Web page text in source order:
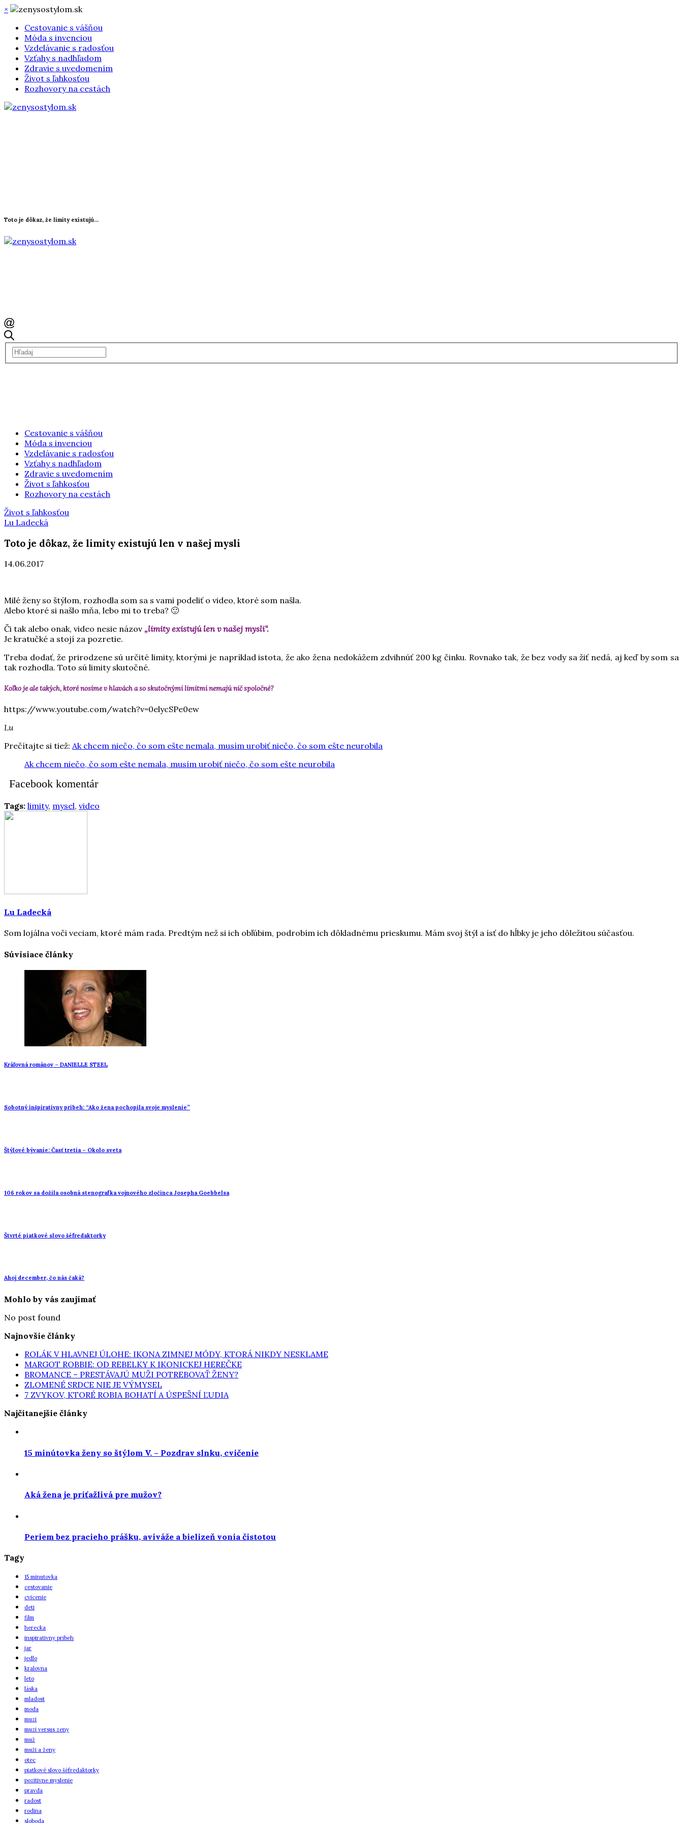
×
Cestovanie s vášňou
Móda s invenciou
Vzdelávanie s radosťou
Vzťahy s nadhľadom
Zdravie s uvedomením
Život s ľahkosťou
Rozhovory na cestách
Toto je dôkaz, že limity existujú...
Cestovanie s vášňou
Móda s invenciou
Vzdelávanie s radosťou
Vzťahy s nadhľadom
Zdravie s uvedomením
Život s ľahkosťou
Rozhovory na cestách
Život s ľahkosťou
Lu Ladecká
Toto je dôkaz, že limity existujú len v našej mysli
14.06.2017
Milé ženy so štýlom, rozhodla som sa s vami podeliť o video, ktoré som našla.
Alebo ktoré si našlo mňa, lebo mi to treba? 🙂
Či tak alebo onak, video nesie názov „limity existujú len v našej mysli“.
Je kratučké a stojí za pozretie.
Treba dodať, že prirodzene sú určité limity, ktorými je napríklad istota, že ako žena nedokážem zdvihnúť 200 kg činku. Rovnako tak, že bez vody sa žiť nedá, aj keď by som sa
tak rozhodla. Toto sú limity skutočné.
Koľko je ale takých, ktoré nosíme v hlavách a so skutočnými limitmi nemajú nič spoločné?
https://www.youtube.com/watch?v=0elycSPe0ew
Lu
Prečítajte si tiež: Ak chcem niečo, čo som ešte nemala, musím urobiť niečo, čo som ešte neurobila
Ak chcem niečo, čo som ešte nemala, musím urobiť niečo, čo som ešte neurobila
Facebook komentár
Tags: limity, mysel, video
Lu Ladecká
Som lojálna voči veciam, ktoré mám rada. Predtým než si ich obľúbim, podrobím ich dôkladnému prieskumu. Mám svoj štýl a ísť do hĺbky je jeho dôležitou súčasťou.
Súvisiace články
Kráľovná románov – DANIELLE STEEL
Sobotný inšpiratívny príbeh: “Ako žena pochopila svoje myslenie”
Štýlové bývanie: Časť tretia – Okolo sveta
106 rokov sa dožila osobná stenografka vojnového zločinca Josepha Goebbelsa
Štvrté piatkové slovo šéfredaktorky
Ahoj december, čo nás čaká?
Mohlo by vás zaujímať
No post found
Najnovšie články
ROLÁK V HLAVNEJ ÚLOHE: IKONA ZIMNEJ MÓDY, KTORÁ NIKDY NESKLAME
MARGOT ROBBIE: OD REBELKY K IKONICKEJ HEREČKE
BROMANCE – PRESTÁVAJÚ MUŽI POTREBOVAŤ ŽENY?
ZLOMENÉ SRDCE NIE JE VÝMYSEL
7 ZVYKOV, KTORÉ ROBIA BOHATÍ A ÚSPEŠNÍ ĽUDIA
Najčítanejšie články
15 minútovka ženy so štýlom V. – Pozdrav slnku, cvičenie
Aká žena je príťažlivá pre mužov?
Periem bez pracieho prášku, aviváže a bielizeň vonia čistotou
Tagy
15 minutovka
cestovanie
cvicenie
deti
film
herecka
inspirativny pribeh
jar
jedlo
kralovna
leto
láska
mladost
moda
muzi
muzi versus zeny
muž
muži a ženy
otec
piatkové slovo šéfredaktorky
pozitivne myslenie
pravda
radost
rodina
sloboda